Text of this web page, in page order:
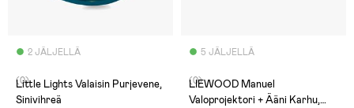
2 JÄLJELLÄ
(0)
Little Lights Valaisin Purjevene,
Sinivihreä
5 JÄLJELLÄ
(0)
LIEWOOD Manuel
Valoprojektori + Ääni Karhu,